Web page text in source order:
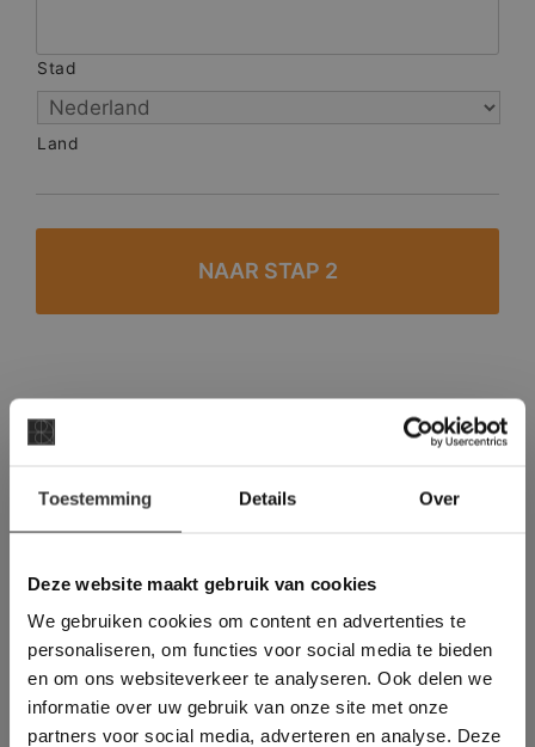
Toestemming Details Over
Deze website maakt gebruik van cookies
We gebruiken cookies om content en advertenties te
personaliseren, om functies voor social media te bieden
en om ons websiteverkeer te analyseren. Ook delen we
informatie over uw gebruik van onze site met onze
partners voor social media, adverteren en analyse. Deze
Stad
Land
#1 in de categorie vloeren op Trustpilot
Binnen 24 uur een passende offerte
Meer dan 500 m2 showroom
Deze website maakt
gebruik van cookies.
This Cookie Banner was deleted and is no
longer working. Please contact the website
administrator.
Deze website gebruikt cookies om de
gebruikerservaring te verbeteren. Door
gebruik te maken van onze website geeft u
toestemming voor alle cookies in
overeenstemming met ons cookiebeleid.Lees